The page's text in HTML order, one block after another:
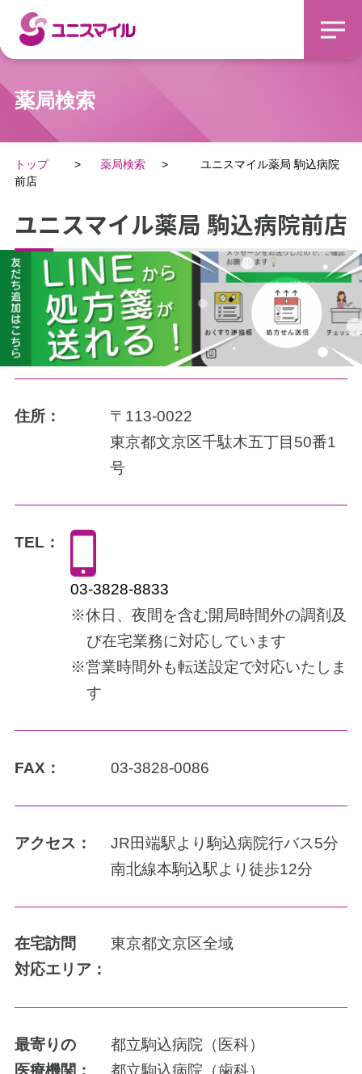
薬局検索
トップ 薬局検索
ユニスマイル薬局 駒込病院
前店
ユニスマイル薬局 駒込病院前店
住所：
〒113-0022
東京都文京区千駄木五丁目50番1
号
TEL：
03-3828-8833
※休日、夜間を含む開局時間外の調剤及
び在宅業務に対応しています
※営業時間外も転送設定で対応いたしま
す
FAX： 03-3828-0086
アクセス：
JR田端駅より駒込病院行バス5分
南北線本駒込駅より徒歩12分
在宅訪問
対応エリア：
東京都文京区全域
最寄りの
医療機関：
都立駒込病院（医科）
都立駒込病院（歯科）